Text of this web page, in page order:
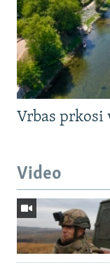
Vrbas prkosi
Video